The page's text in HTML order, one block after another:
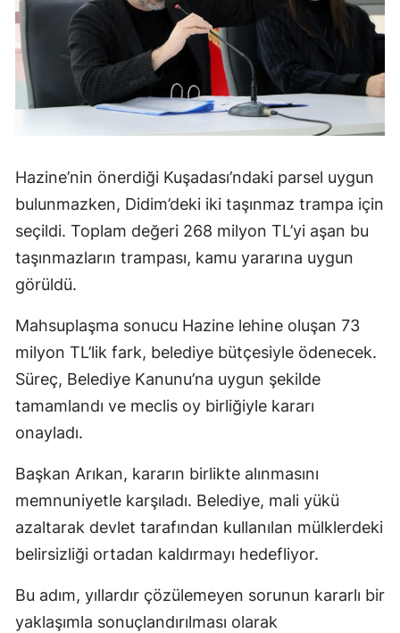
Hazine’nin önerdiği Kuşadası’ndaki parsel uygun
bulunmazken, Didim’deki iki taşınmaz trampa için
seçildi. Toplam değeri 268 milyon TL’yi aşan bu
taşınmazların trampası, kamu yararına uygun
görüldü.
Mahsuplaşma sonucu Hazine lehine oluşan 73
milyon TL’lik fark, belediye bütçesiyle ödenecek.
Süreç, Belediye Kanunu’na uygun şekilde
tamamlandı ve meclis oy birliğiyle kararı
onayladı.
Başkan Arıkan, kararın birlikte alınmasını
memnuniyetle karşıladı. Belediye, mali yükü
azaltarak devlet tarafından kullanılan mülklerdeki
belirsizliği ortadan kaldırmayı hedefliyor.
Bu adım, yıllardır çözülemeyen sorunun kararlı bir
yaklaşımla sonuçlandırılması olarak